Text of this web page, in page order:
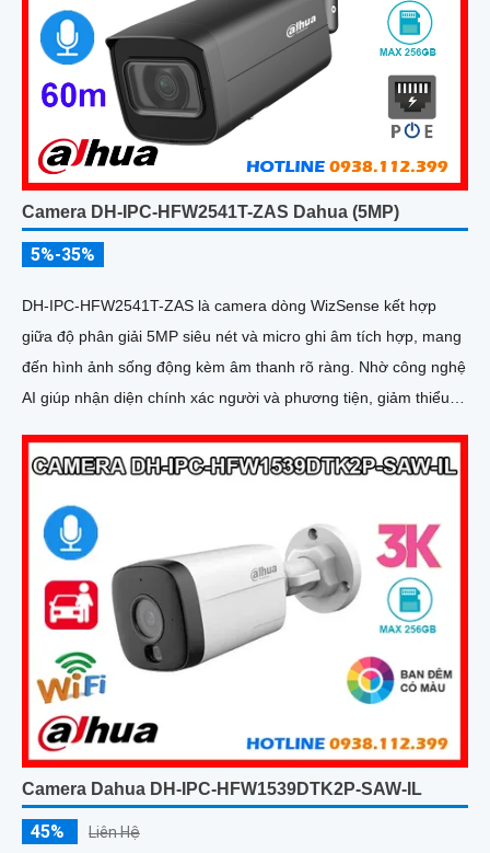
Camera DH-IPC-HFW2541T-ZAS Dahua (5MP)
5%-35%
DH-IPC-HFW2541T-ZAS là camera dòng WizSense kết hợp
giữa độ phân giải 5MP siêu nét và micro ghi âm tích hợp, mang
đến hình ảnh sống động kèm âm thanh rõ ràng. Nhờ công nghệ
AI giúp nhận diện chính xác người và phương tiện, giảm thiểu
Camera Dahua DH-IPC-HFW1539DTK2P-SAW-IL
45% Liên Hệ